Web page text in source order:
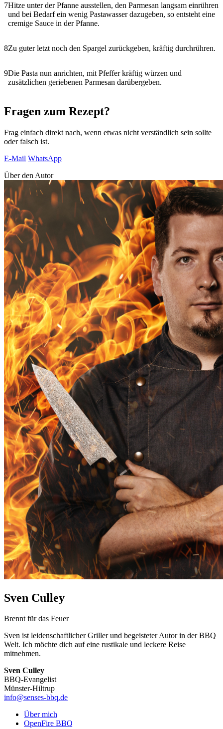
7Hitze unter der Pfanne ausstellen, den Parmesan langsam einrühren
und bei Bedarf ein wenig Pastawasser dazugeben, so entsteht eine
cremige Sauce in der Pfanne.
8Zu guter letzt noch den Spargel zurückgeben, kräftig durchrühren.
9Die Pasta nun anrichten, mit Pfeffer kräftig würzen und
zusätzlichen geriebenen Parmesan darübergeben.
Fragen zum Rezept?
Frag einfach direkt nach, wenn etwas nicht verständlich sein sollte
oder falsch ist.
E-Mail WhatsApp
Über den Autor
Sven Culley
Brennt für das Feuer
Sven ist leidenschaftlicher Griller und begeisteter Autor in der BBQ
Welt. Ich möchte dich auf eine rustikale und leckere Reise
mitnehmen.
Sven Culley
BBQ-Evangelist
Münster-Hiltrup
info@senses-bbq.de
Über mich
OpenFire BBQ